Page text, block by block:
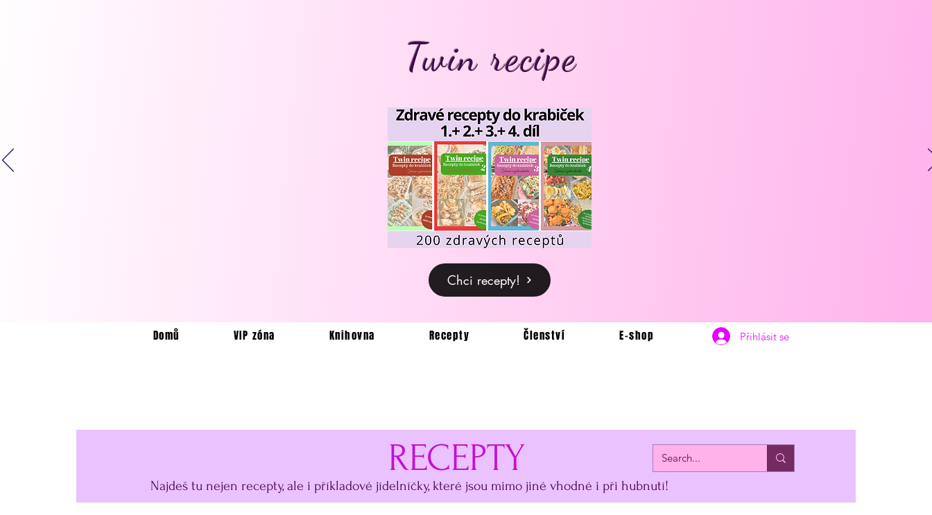
Twin recipe
Chci recepty!
Domů VIP zóna Knihovna Recepty Členství E-shop Přihlásit se
RECEPTY
Najdeš tu nejen recepty, ale i příkladové jídelníčky, které jsou mimo jiné vhodné i při hubnutí!